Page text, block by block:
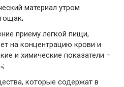
материал утром
приему легкой пищи,
на концентрацию крови и
и химические показатели –
которые содержат в